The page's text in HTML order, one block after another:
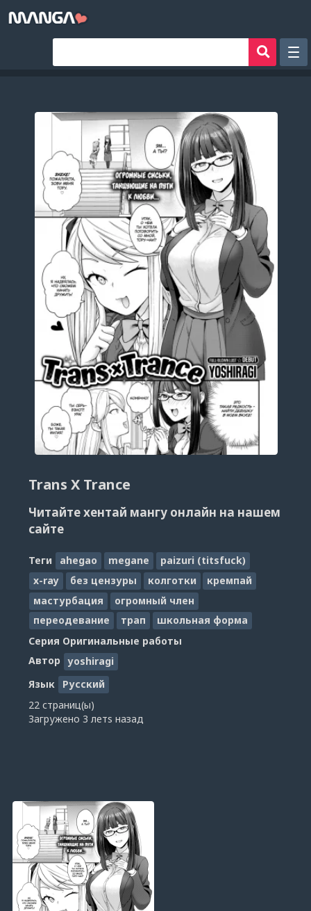
Авторы
Аниме хентай
Сборники манги
Sign in
Register
Trans X Trance
Читайте хентай мангу онлайн на нашем
сайте
Теги ahegao megane
paizuri (titsfuck)
x-ray
без цензуры колготки
кремпай
мастурбация
огромный член
переодевание
трап
школьная форма
Серия Оригинальные работы
Автор
yoshiragi
Язык
Русский
22 страниц(ы)
Загружено 3 летs назад